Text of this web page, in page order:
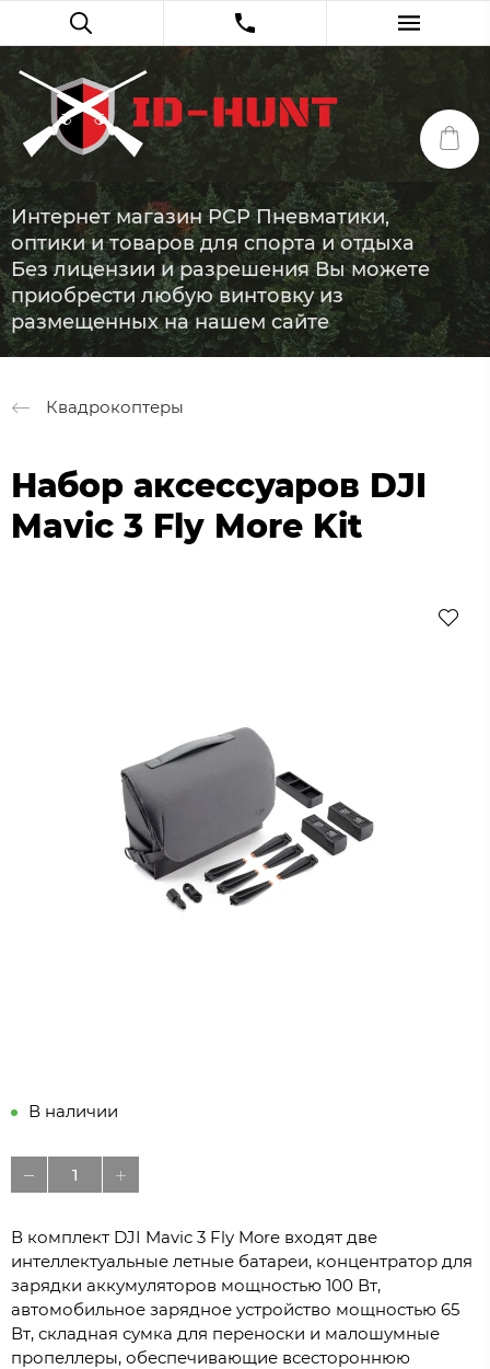
Интернет магазин PCP Пневматики,
оптики и товаров для спорта и отдыха
Без лицензии и разрешения Вы можете
приобрести любую винтовку из
размещенных на нашем сайте
Квадрокоптеры
Набор аксессуаров DJI
Mavic 3 Fly More Kit
В наличии
В комплект DJI Mavic 3 Fly More входят две
интеллектуальные летные батареи, концентратор для
зарядки аккумуляторов мощностью 100 Вт,
автомобильное зарядное устройство мощностью 65
Вт, складная сумка для переноски и малошумные
пропеллеры, обеспечивающие всестороннюю